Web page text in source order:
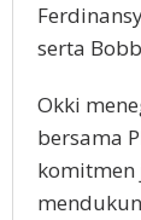
serta
Okki
bersama
komitmen